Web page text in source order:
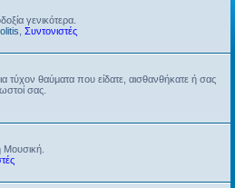
γενικότερα.
Συντονιστές
τύχον θαύματα που είδατε, αισθανθήκατε ή σας
σας.
Μουσική.